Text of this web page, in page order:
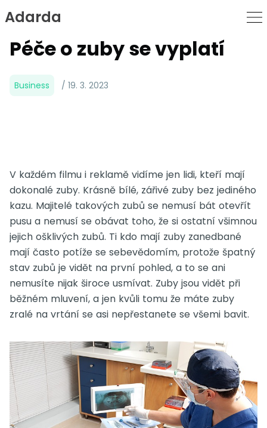
Skip
to
Content
Adarda
Péče o zuby se vyplatí
Business / 19. 3. 2023
V každém filmu i reklamě vidíme jen lidi, kteří mají
dokonalé zuby. Krásně bílé, zářivé zuby bez jediného
kazu. Majitelé takových zubů se nemusí bát otevřít
pusu a nemusí se obávat toho, že si ostatní všimnou
jejich ošklivých zubů. Ti kdo mají zuby zanedbané
mají často potíže se sebevědomím, protože špatný
stav zubů je vidět na první pohled, a to se ani
nemusíte nijak široce usmívat. Zuby jsou vidět při
běžném mluvení, a jen kvůli tomu že máte zuby
zralé na vrtání se asi nepřestanete se všemi bavit.